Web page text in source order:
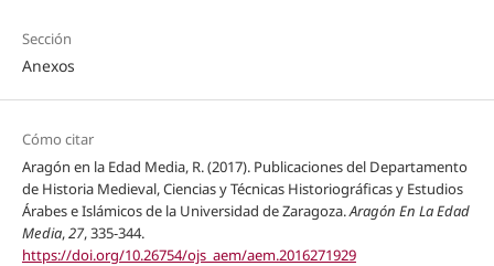
Sección
Anexos
Cómo citar
Aragón en la Edad Media, R. (2017). Publicaciones del Departamento
de Historia Medieval, Ciencias y Técnicas Historiográficas y Estudios
Árabes e Islámicos de la Universidad de Zaragoza.Aragón En La Edad
Media,27, 335-344.
https://doi.org/10.26754/ojs_aem/aem.2016271929